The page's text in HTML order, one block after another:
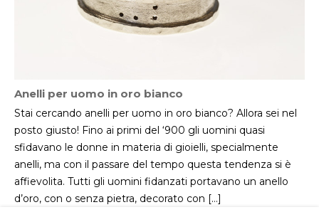
Anelli per uomo in oro bianco
Stai cercando anelli per uomo in oro bianco? Allora sei nel
posto giusto! Fino ai primi del ‘900 gli uomini quasi
sfidavano le donne in materia di gioielli, specialmente
anelli, ma con il passare del tempo questa tendenza si è
affievolita. Tutti gli uomini fidanzati portavano un anello
d’oro, con o senza pietra, decorato con […]